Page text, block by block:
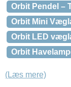
Orbit Pendel –
Orbit Mini
Orbit LED
Orbit
(Læs mere)